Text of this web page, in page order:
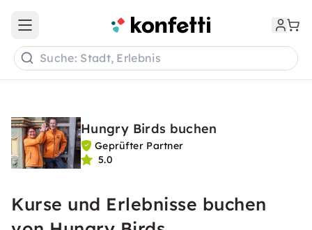
Open main menu
Suche: Stadt, Erlebnis
Hungry Birds buchen
Geprüfter Partner
5.0
Kurse und Erlebnisse buchen